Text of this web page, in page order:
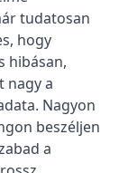
tudatosan
hogy
hibásan,
nagy a
Nagyon
beszéljen
a